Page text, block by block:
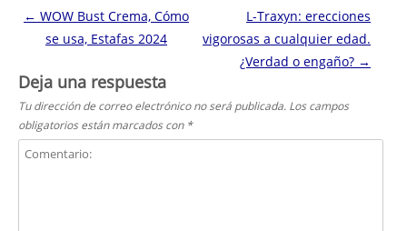
Navegación de entradas
← WOW Bust Crema, Cómo
se usa, Estafas 2024
L-Traxyn: erecciones
vigorosas a cualquier edad.
¿Verdad o engaño? →
Deja una respuesta
Tu dirección de correo electrónico no será publicada. Los campos
obligatorios están marcados con *